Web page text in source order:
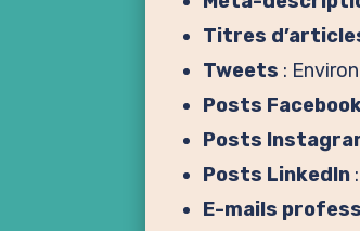
Titres
Tweets :
Posts
Posts
Posts LinkedIn
E-mails